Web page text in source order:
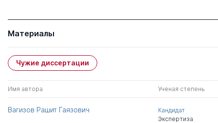
Материалы
Чужие диссертации
Имя автора Ученая степень
Вагизов Рашит Гаязович
Кандидат
Экспертиза